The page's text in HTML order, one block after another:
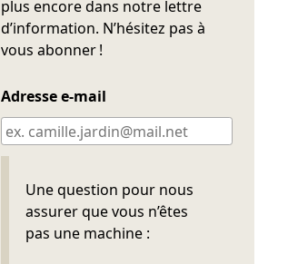
plus encore dans notre lettre
d’information. N’hésitez pas à
vous abonner !
Adresse e-mail
Une question pour nous
assurer que vous n’êtes
pas une machine :
Ne pas remplir